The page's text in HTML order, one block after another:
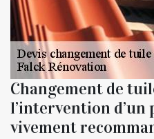
Changement de
l’intervention
vivement